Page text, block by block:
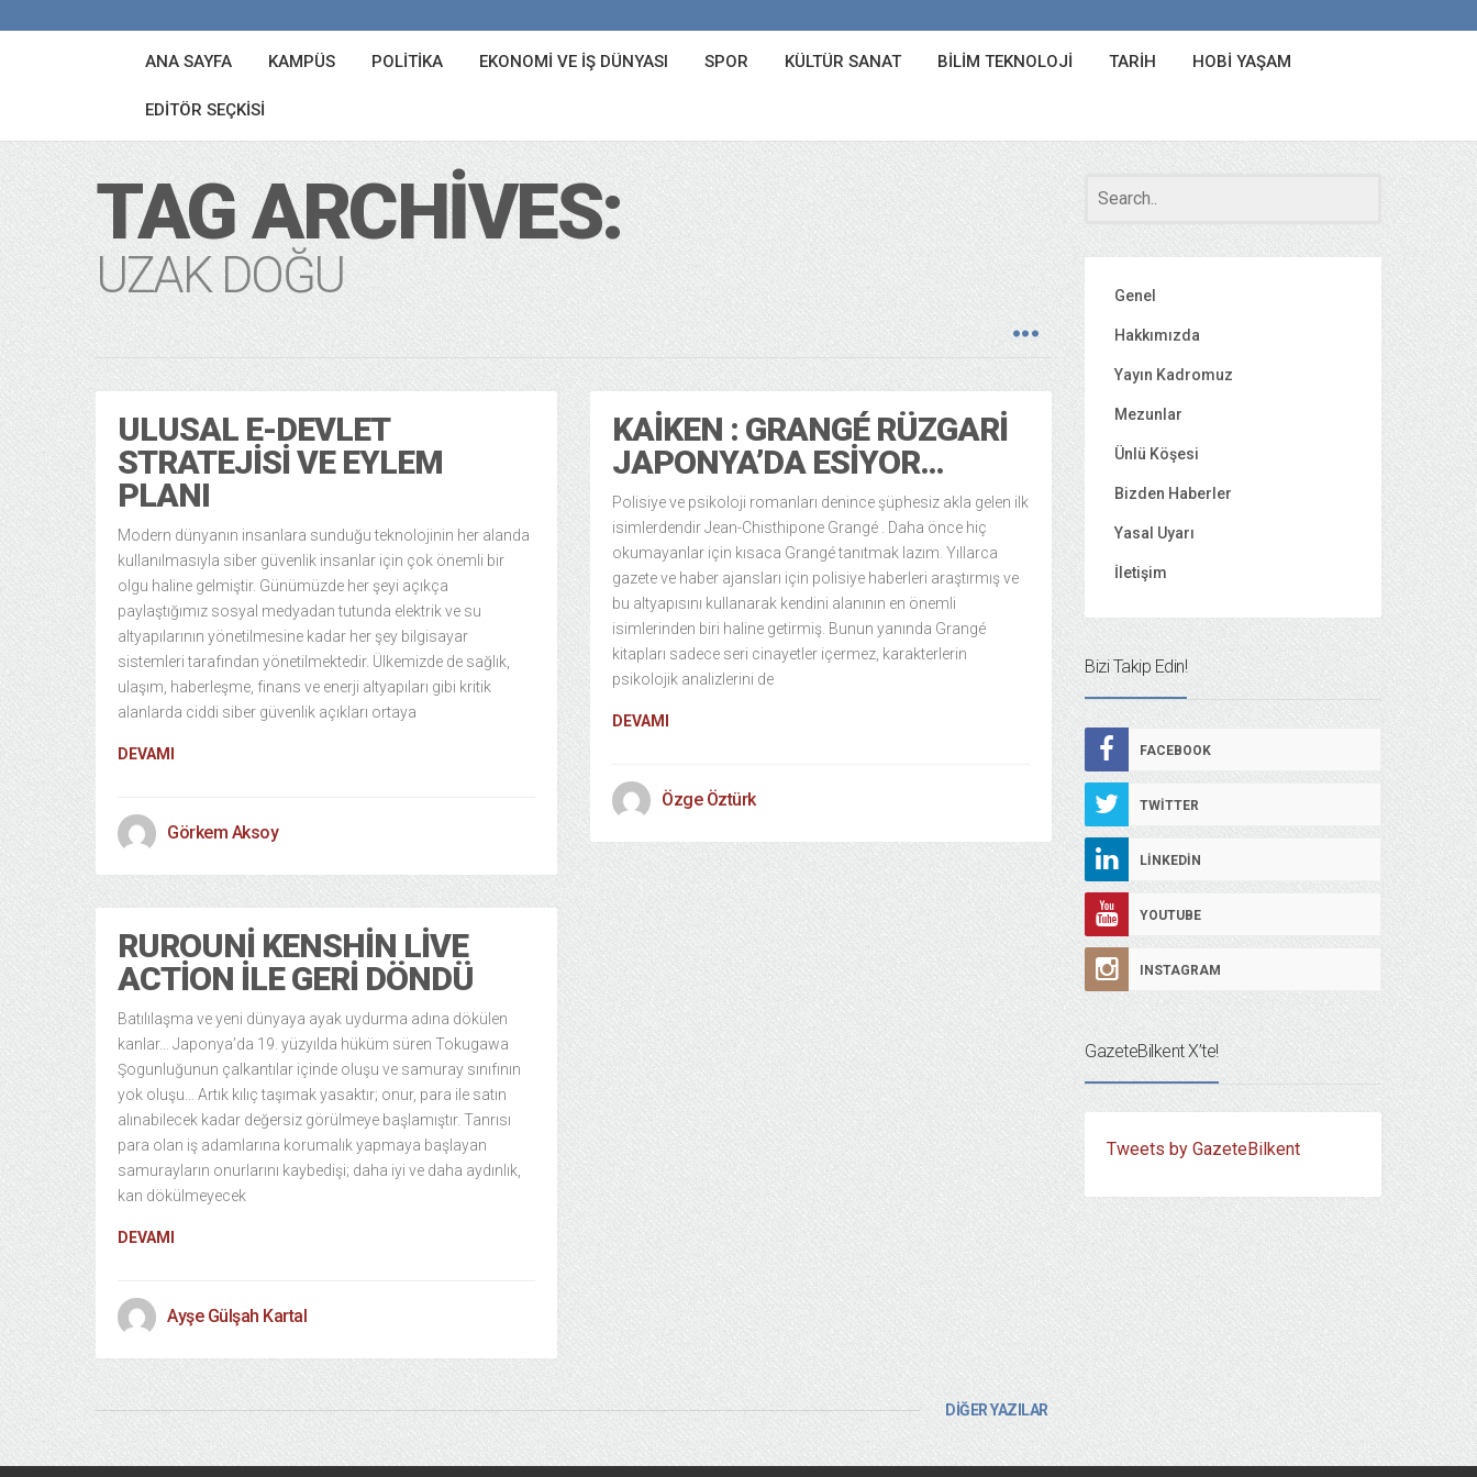
ANA SAYFA KAMPÜS POLITIKA EKONOMI VE İŞ DÜNYASI SPOR KÜLTÜR SANAT BILIM TEKNOLOJI TARIH HOBI YAŞAM
EDITÖR SEÇKISI
TAG ARCHIVES:
UZAK DOĞU
ULUSAL E-DEVLET
STRATEJISI VE EYLEM
PLANI
Modern dünyanın insanlara sunduğu teknolojinin her alanda
kullanılmasıyla siber güvenlik insanlar için çok önemli bir
olgu haline gelmiştir. Günümüzde her şeyi açıkça
paylaştığımız sosyal medyadan tutunda elektrik ve su
altyapılarının yönetilmesine kadar her şey bilgisayar
sistemleri tarafından yönetilmektedir. Ülkemizde de sağlık,
ulaşım, haberleşme, finans ve enerji altyapıları gibi kritik
alanlarda ciddi siber güvenlik açıkları ortaya
DEVAMI
Görkem Aksoy
KAIKEN : GRANGÉ RÜZGARI
JAPONYA’DA ESIYOR…
Polisiye ve psikoloji romanları denince şüphesiz akla gelen ilk
isimlerdendir Jean-Chisthipone Grangé . Daha önce hiç
okumayanlar için kısaca Grangé tanıtmak lazım. Yıllarca
gazete ve haber ajansları için polisiye haberleri araştırmış ve
bu altyapısını kullanarak kendini alanının en önemli
isimlerinden biri haline getirmiş. Bunun yanında Grangé
kitapları sadece seri cinayetler içermez, karakterlerin
psikolojik analizlerini de
DEVAMI
Özge Öztürk
RUROUNI KENSHIN LIVE
ACTION ILE GERI DÖNDÜ
Batılılaşma ve yeni dünyaya ayak uydurma adına dökülen
kanlar… Japonya’da 19. yüzyılda hüküm süren Tokugawa
Şogunluğunun çalkantılar içinde oluşu ve samuray sınıfının
yok oluşu… Artık kılıç taşımak yasaktır; onur, para ile satın
alınabilecek kadar değersiz görülmeye başlamıştır. Tanrısı
para olan iş adamlarına korumalık yapmaya başlayan
samurayların onurlarını kaybedişi; daha iyi ve daha aydınlık,
kan dökülmeyecek
DEVAMI
Ayşe Gülşah Kartal
DİĞER YAZILAR
Genel
Hakkımızda
Yayın Kadromuz
Mezunlar
Ünlü Köşesi
Bizden Haberler
Yasal Uyarı
İletişim
Bizi Takip Edin!
FACEBOOK
TWITTER
LINKEDIN
YOUTUBE
INSTAGRAM
GazeteBilkent X’te!
Tweets by GazeteBilkent